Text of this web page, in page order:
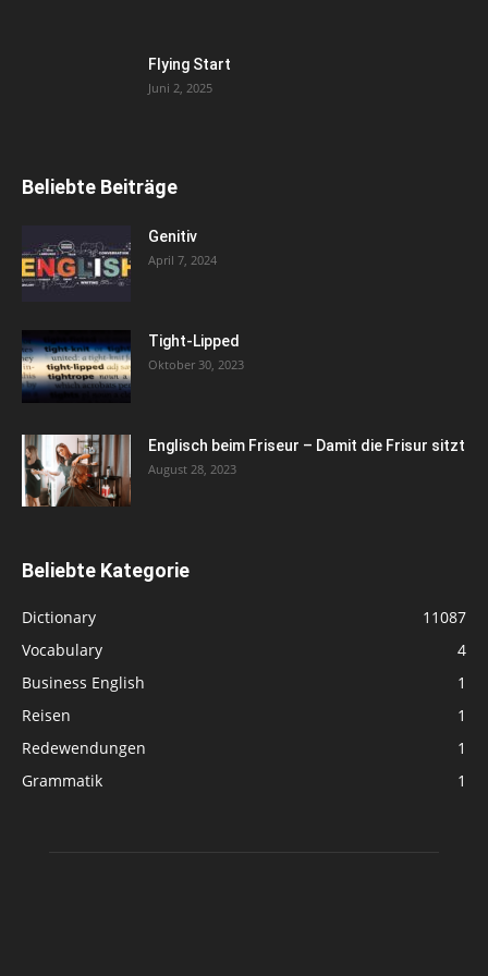
Flying Start
Juni 2, 2025
Beliebte Beiträge
Genitiv
April 7, 2024
Tight-Lipped
Oktober 30, 2023
Englisch beim Friseur – Damit die Frisur sitzt
August 28, 2023
Beliebte Kategorie
Dictionary
11087
Vocabulary
4
Business English
1
Reisen
1
Redewendungen
1
Grammatik
1